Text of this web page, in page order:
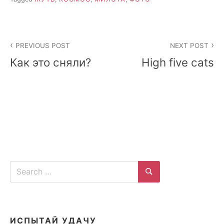
navigation
PREVIOUS POST
Как это сняли?
NEXT POST
High five cats
Search
Search
ИСПЫТАЙ УДАЧУ